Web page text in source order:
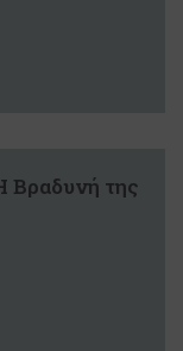
Βραδυνή της